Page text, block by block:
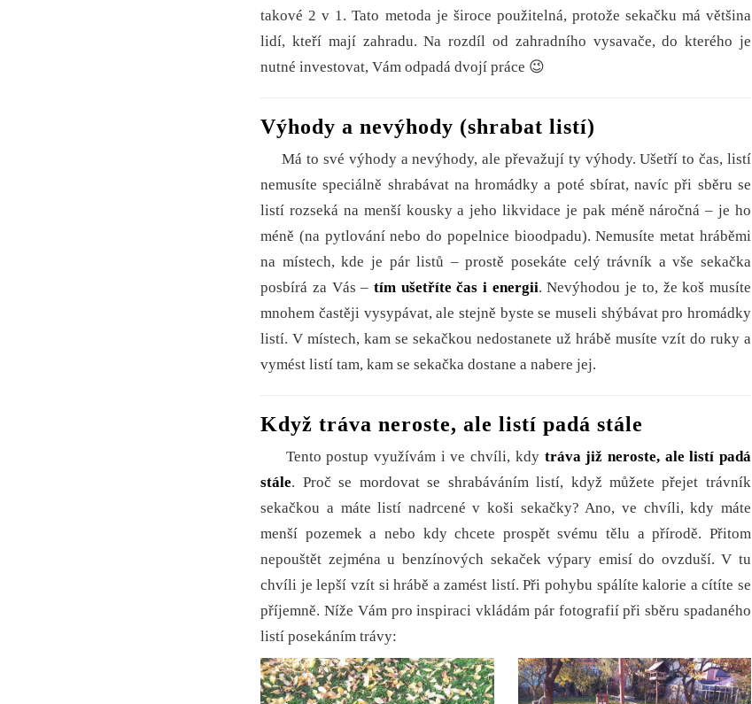
takové 2 v 1. Tato metoda je široce použitelná, protože sekačku má většina
lidí, kteří mají zahradu. Na rozdíl od zahradního vysavače, do kterého je
nutné investovat, Vám odpadá dvojí práce 😉
Výhody a nevýhody (shrabat listí)
Má to své výhody a nevýhody, ale převažují ty výhody. Ušetří to čas, listí
nemusíte speciálně shrabávat na hromádky a poté sbírat, navíc při sběru se
listí rozseká na menší kousky a jeho likvidace je pak méně náročná – je ho
méně (na pytlování nebo do popelnice bioodpadu). Nemusíte metat hráběmi
na místech, kde je pár listů – prostě posekáte celý trávník a vše sekačka
posbírá za Vás – tím ušetříte čas i energii. Nevýhodou je to, že koš musíte
mnohem častěji vysypávat, ale stejně byste se museli shýbávat pro hromádky
listí. V místech, kam se sekačkou nedostanete už hrábě musíte vzít do ruky a
vymést listí tam, kam se sekačka dostane a nabere jej.
Když tráva neroste, ale listí padá stále
Tento postup využívám i ve chvíli, kdy tráva již neroste, ale listí padá
stále. Proč se mordovat se shrabáváním listí, když můžete přejet trávník
sekačkou a máte listí nadrcené v koši sekačky? Ano, ve chvíli, kdy máte
menší pozemek a nebo kdy chcete prospět svému tělu a přírodě. Přitom
nepouštět zejména u benzínových sekaček výpary emisí do ovzduší. V tu
chvíli je lepší vzít si hrábě a zamést listí. Při pohybu spálíte kalorie a cítíte se
příjemně. Níže Vám pro inspiraci vkládám pár fotografií při sběru spadaného
listí posekáním trávy: